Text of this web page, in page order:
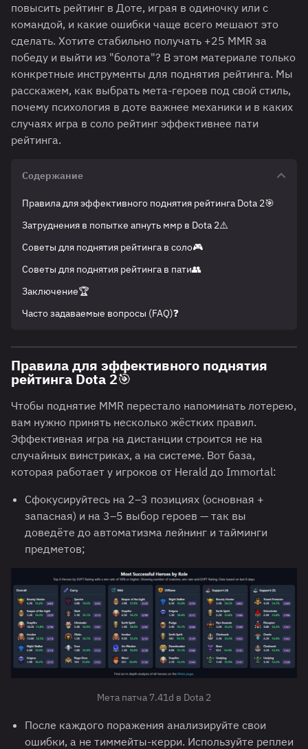
повысить рейтинг в Доте, играя в одиночку или с
командой, и какие ошибки чаще всего мешают это
сделать. Хотите стабильно получать +25 MMR за
победу и выйти из "болота"? В этом материале только
конкретные инструменты для поднятия рейтинга. Мы
расскажем, как выбрать мета-героев под свой стиль,
почему психология в доте важнее механики и в каких
случаях игра в соло рейтинг эффективнее пати
рейтинга.
Содержание
Правила для эффективного поднятия рейтинга Dota 2🎯
Затруднения в попытке апнуть ммр в Dota 2⚠️
Советы для поднятия рейтинга в соло🎮
Советы для поднятия рейтинга в пати👥
Заключение🏆
Часто задаваемые вопросы (FAQ)❓
Правила для эффективного поднятия
рейтинга Dota 2🎯
Чтобы поднятие MMR перестало напоминать лотерею,
вам нужно принять несколько жёстких правил.
Эффективная игра на дистанции строится не на
случайных винстриках, а на системе. Вот база,
которая работает у игроков от Herald до Immortal:
Сфокусируйтесь на 2–3 позициях (основная +
запасная) и на 3–5 выбор героев — так вы
доведёте до автоматизма лейнинг и тайминги
предметов;
Мета патча 7.41d в Dota 2
После каждого поражения анализируйте свои
ошибки, а не тиммейты-керри. Используйте реплеи